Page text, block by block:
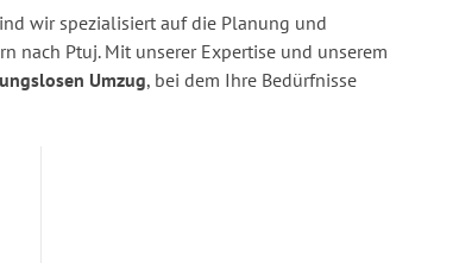
wir spezialisiert auf die Planung und
nach Ptuj. Mit unserer Expertise und unserem
Umzug, bei dem Ihre Bedürfnisse